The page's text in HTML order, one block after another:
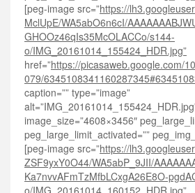
[peg-image src=”https://
MclUpE/WA5abO6n6cI/
GHOOz46qIs35McOLACCo/s144-
o/IMG_20161014_155424_HDR.jpg”
href=”https://picasaweb.google.com/
079/
caption=”” type=”image”
image_size=”4608×3456″
peg_large_limit_activated=””
[peg-image src=”https://
ZSF9yxY0O44/WA5abP_9JII/
Ka7nvvAFmTzMfbLCxgA26E8O-
o/IMG_20161014_160152_HDR.jpg”